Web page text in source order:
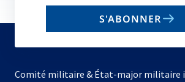
email
S'ABONNER
Comité militaire & État-major militaire